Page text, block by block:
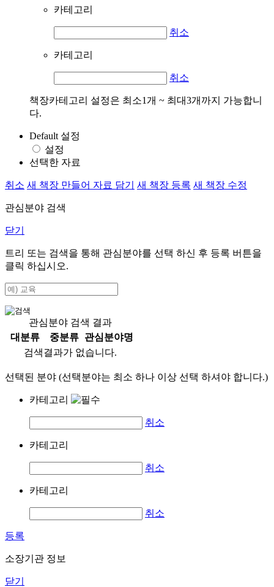
카테고리
취소
카테고리
취소
책장카테고리 설정은 최소1개 ~ 최대3개까지 가능합니
다.
Default 설정
설정
선택한 자료
취소 새 책장 만들어 자료 담기 새 책장 등록 새 책장 수정
관심분야 검색
닫기
트리 또는 검색을 통해 관심분야를 선택 하신 후 등록 버튼을
클릭 하십시오.
관심분야 검색 결과
대분류
중분류
관심분야명
검색결과가 없습니다.
선택된 분야 (선택분야는 최소 하나 이상 선택 하셔야 합니다.)
카테고리
취소
카테고리
취소
카테고리
취소
등록
소장기관 정보
닫기